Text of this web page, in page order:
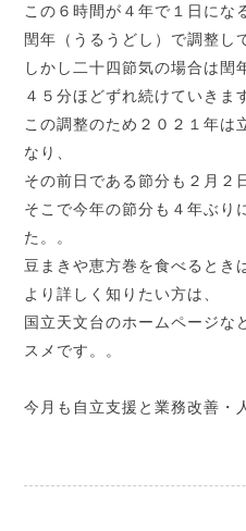
この６時間が４年で１日にな
閏年（うるうどし）で調整し
しかし二十四節気の場合は閏
４５分ほどずれ続けていきま
この調整のため２０２１年は
なり、
その前日である節分も２月２
そこで今年の節分も４年ぶり
た。。
豆まきや恵方巻を食べるとき
より詳しく知りたい方は、
国立天文台のホームページな
スメです。。
今月も自立支援と業務改善・